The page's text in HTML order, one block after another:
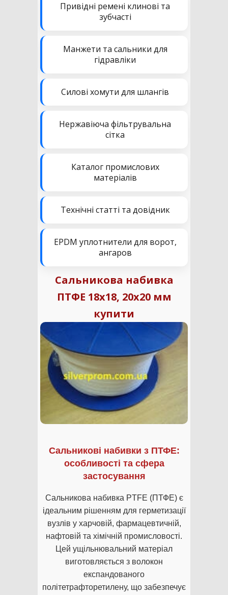
Привідні ремені клинові та
зубчасті
Манжети та сальники для
гідравліки
Силові хомути для шлангів
Нержавіюча фільтрувальна
сітка
Каталог промислових
матеріалів
Технічні статті та довідник
EPDM уплотнители для ворот,
ангаров
Сальникова набивка
ПТФЕ 18х18, 20х20 мм
купити
Сальникові набивки з ПТФЕ:
особливості та сфера
застосування
Сальникова набивка PTFE (ПТФЕ) є
ідеальним рішенням для герметизації
вузлів у харчовій, фармацевтичній,
нафтовій та хімічній промисловості.
Цей ущільнювальний матеріал
виготовляється з волокон
експандованого
політетрафторетилену, що забезпечує